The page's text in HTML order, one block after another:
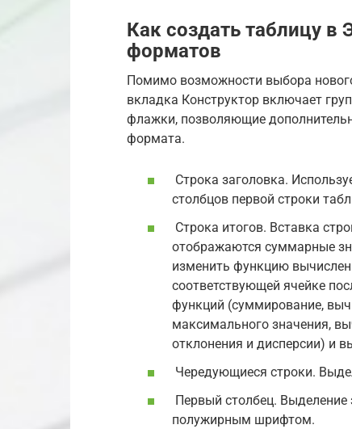
Как создать таблицу в
форматов
Помимо возможности выбора
вкладка Конструктор включает
флажки, позволяющие
формата.
Строка заголовка.
столбцов первой строки
Строка итогов. Вставка
отображаются суммарные
изменить функцию
соответствующей ячейке
функций (суммирование,
максимального значения,
отклонения и дисперсии) и
Чередующиеся строки.
Первый столбец.
полужирным шрифтом.